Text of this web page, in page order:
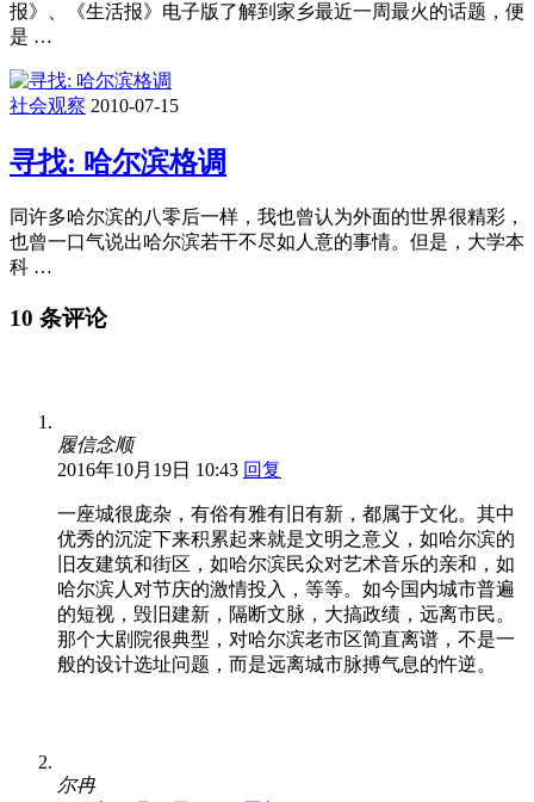
报》、《生活报》电子版了解到家乡最近一周最火的话题，便
是 …
社会观察 2010-07-15
寻找: 哈尔滨格调
同许多哈尔滨的八零后一样，我也曾认为外面的世界很精彩，
也曾一口气说出哈尔滨若干不尽如人意的事情。但是，大学本
科 …
10 条评论
履信念顺
2016年10月19日 10:43 回复
一座城很庞杂，有俗有雅有旧有新，都属于文化。其中
优秀的沉淀下来积累起来就是文明之意义，如哈尔滨的
旧友建筑和街区，如哈尔滨民众对艺术音乐的亲和，如
哈尔滨人对节庆的激情投入，等等。如今国内城市普遍
的短视，毁旧建新，隔断文脉，大搞政绩，远离市民。
那个大剧院很典型，对哈尔滨老市区简直离谱，不是一
般的设计选址问题，而是远离城市脉搏气息的忤逆。
尔冉